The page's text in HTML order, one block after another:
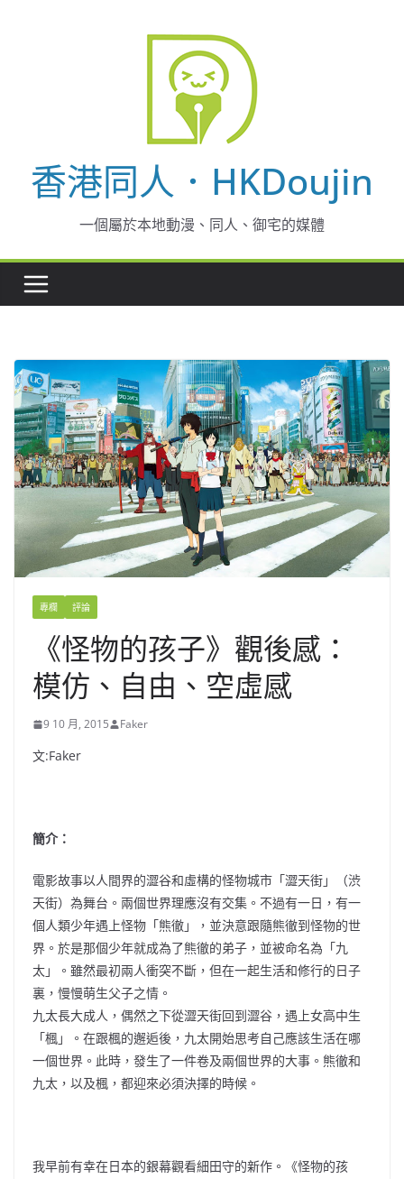
香港同人．HKDoujin
一個屬於本地動漫、同人、御宅的媒體
專欄 評論
《怪物的孩子》觀後感：
模仿、自由、空虛感
9 10 月, 2015 Faker
文:Faker
簡介：
電影故事以人間界的澀谷和虛構的怪物城市「澀天街」（渋
天街）為舞台。兩個世界理應沒有交集。不過有一日，有一
個人類少年遇上怪物「熊徹」，並決意跟隨熊徹到怪物的世
界。於是那個少年就成為了熊徹的弟子，並被命名為「九
太」。雖然最初兩人衝突不斷，但在一起生活和修行的日子
裏，慢慢萌生父子之情。
九太長大成人，偶然之下從澀天街回到澀谷，遇上女高中生
「楓」。在跟楓的邂逅後，九太開始思考自己應該生活在哪
一個世界。此時，發生了一件卷及兩個世界的大事。熊徹和
九太，以及楓，都迎來必須決擇的時候。
我早前有幸在日本的銀幕觀看細田守的新作。《怪物的孩